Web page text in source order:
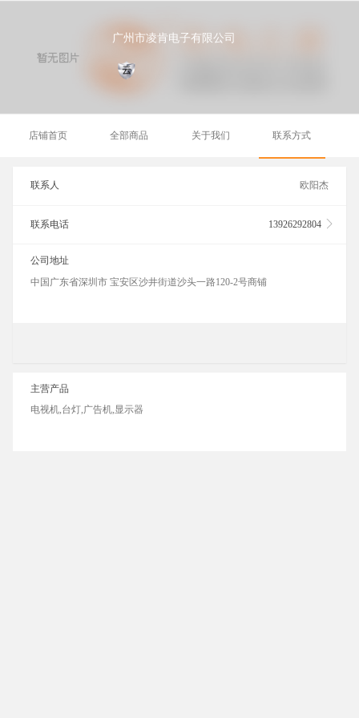
广州市凌肯电子有限公司
店铺首页 全部商品 关于我们 联系方式
联系人 欧阳杰
联系电话 13926292804
公司地址
中国广东省深圳市 宝安区沙井街道沙头一路120-2号商铺
主营产品
电视机,台灯,广告机,显示器